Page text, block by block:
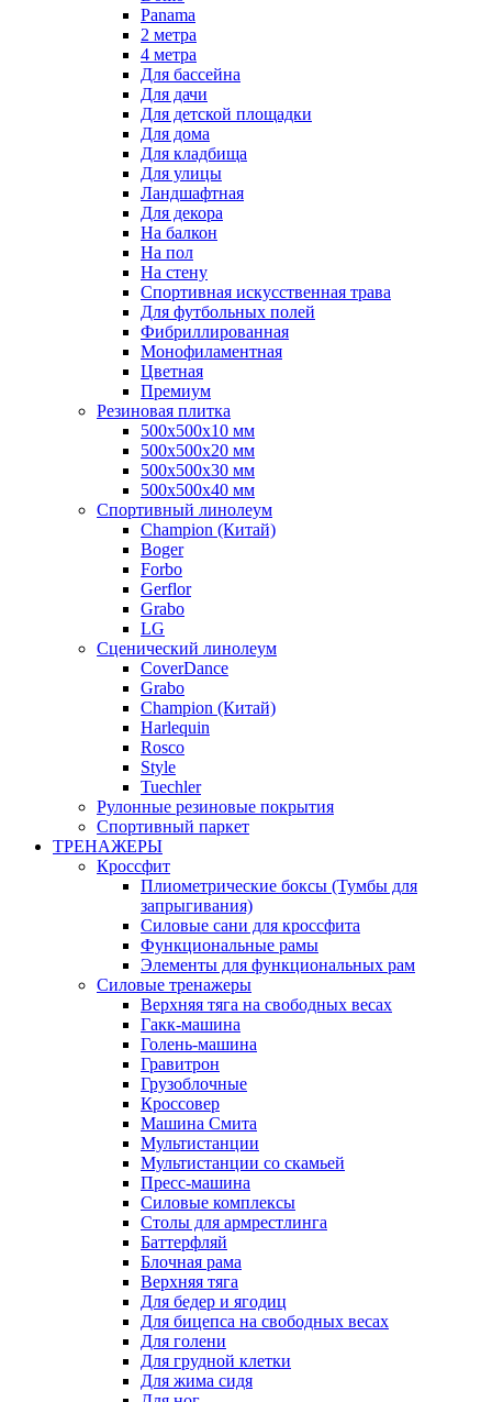
Panama
2 метра
4 метра
Для бассейна
Для дачи
Для детской площадки
Для дома
Для кладбища
Для улицы
Ландшафтная
Для декора
На балкон
На пол
На стену
Спортивная искусственная трава
Для футбольных полей
Фибриллированная
Монофиламентная
Цветная
Премиум
Резиновая плитка
500х500х10 мм
500х500х20 мм
500х500х30 мм
500х500х40 мм
Спортивный линолеум
Champion (Китай)
Boger
Forbo
Gerflor
Grabo
LG
Сценический линолеум
CoverDance
Grabo
Champion (Китай)
Harlequin
Rosco
Style
Tuechler
Рулонные резиновые покрытия
Спортивный паркет
ТРЕНАЖЕРЫ
Кроссфит
Плиометрические боксы (Тумбы для
запрыгивания)
Силовые сани для кроссфита
Функциональные рамы
Элементы для функциональных рам
Силовые тренажеры
Верхняя тяга на свободных весах
Гакк-машина
Голень-машина
Гравитрон
Грузоблочные
Кроссовер
Машина Смита
Мультистанции
Мультистанции со скамьей
Пресс-машина
Силовые комплексы
Столы для армрестлинга
Баттерфляй
Блочная рама
Верхняя тяга
Для бедер и ягодиц
Для бицепса на свободных весах
Для голени
Для грудной клетки
Для жима сидя